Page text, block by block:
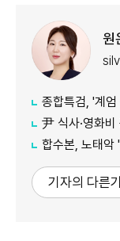
원
종합특검, '계
尹 식사·영화비 공
합수본, 노태악 '
기자의 다른